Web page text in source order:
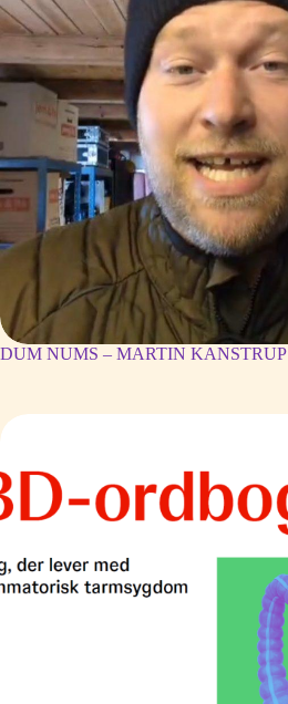
DUM NUMS – MARTIN KANSTRUP